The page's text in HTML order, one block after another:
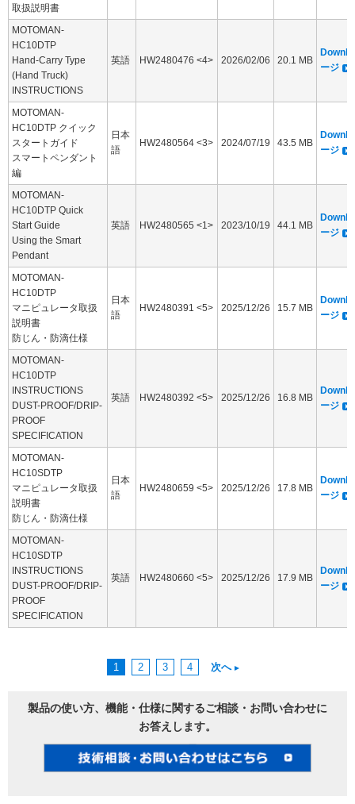
取扱説明書
MOTOMAN-
HC10DTP
Hand-Carry Type
(Hand Truck)
INSTRUCTIONS
英語 HW2480476 <4> 2026/02/06 20.1 MB
ージ
MOTOMAN-
HC10DTP クイック
スタートガイド
スマートペンダント
編
日本
語
HW2480564 <3> 2024/07/19 43.5 MB
ージ
MOTOMAN-
HC10DTP Quick
Start Guide
Using the Smart
Pendant
英語 HW2480565 <1> 2023/10/19 44.1 MB
ージ
MOTOMAN-
HC10DTP
マニピュレータ取扱
説明書
防じん・防滴仕様
日本
語
HW2480391 <5> 2025/12/26 15.7 MB
ージ
MOTOMAN-
HC10DTP
INSTRUCTIONS
DUST-PROOF/DRIP-
PROOF
SPECIFICATION
英語 HW2480392 <5> 2025/12/26 16.8 MB
ージ
MOTOMAN-
HC10SDTP
マニピュレータ取扱
説明書
防じん・防滴仕様
日本
語
HW2480659 <5> 2025/12/26 17.8 MB
ージ
MOTOMAN-
HC10SDTP
INSTRUCTIONS
DUST-PROOF/DRIP-
PROOF
SPECIFICATION
英語 HW2480660 <5> 2025/12/26 17.9 MB
ージ
1 2 3 4 次へ
製品の使い方、機能・仕様に関するご相談・お問い合わせに
お答えします。